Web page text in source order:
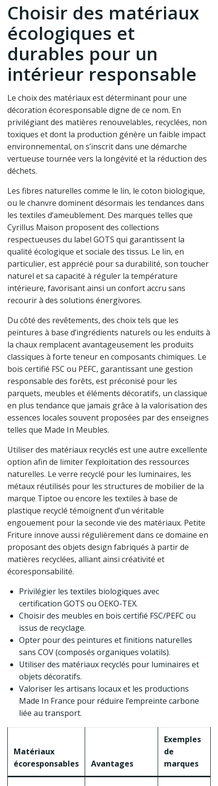
Choisir des matériaux
écologiques et
durables pour un
intérieur responsable
Le choix des matériaux est déterminant pour une
décoration écoresponsable digne de ce nom. En
privilégiant des matières renouvelables, recyclées, non
toxiques et dont la production génère un faible impact
environnemental, on s’inscrit dans une démarche
vertueuse tournée vers la longévité et la réduction des
déchets.
Les fibres naturelles comme le lin, le coton biologique,
ou le chanvre dominent désormais les tendances dans
les textiles d’ameublement. Des marques telles que
Cyrillus Maison proposent des collections
respectueuses du label GOTS qui garantissent la
qualité écologique et sociale des tissus. Le lin, en
particulier, est apprécié pour sa durabilité, son toucher
naturel et sa capacité à réguler la température
intérieure, favorisant ainsi un confort accru sans
recourir à des solutions énergivores.
Du côté des revêtements, des choix tels que les
peintures à base d’ingrédients naturels ou les enduits à
la chaux remplacent avantageusement les produits
classiques à forte teneur en composants chimiques. Le
bois certifié FSC ou PEFC, garantissant une gestion
responsable des forêts, est préconisé pour les
parquets, meubles et éléments décoratifs, un classique
en plus tendance que jamais grâce à la valorisation des
essences locales souvent proposées par des enseignes
telles que Made In Meubles.
Utiliser des matériaux recyclés est une autre excellente
option afin de limiter l’exploitation des ressources
naturelles. Le verre recyclé pour les luminaires, les
métaux réutilisés pour les structures de mobilier de la
marque Tiptoe ou encore les textiles à base de
plastique recyclé témoignent d’un véritable
engouement pour la seconde vie des matériaux. Petite
Friture innove aussi régulièrement dans ce domaine en
proposant des objets design fabriqués à partir de
matières recyclées, alliant ainsi créativité et
écoresponsabilité.
Privilégier les textiles biologiques avec
certification GOTS ou OEKO-TEX.
Choisir des meubles en bois certifié FSC/PEFC ou
issus de recyclage.
Opter pour des peintures et finitions naturelles
sans COV (composés organiques volatils).
Utiliser des matériaux recyclés pour luminaires et
objets décoratifs.
Valoriser les artisans locaux et les productions
Made In France pour réduire l’empreinte carbone
liée au transport.
Matériaux
écoresponsables
Avantages
Exemples
de
marques